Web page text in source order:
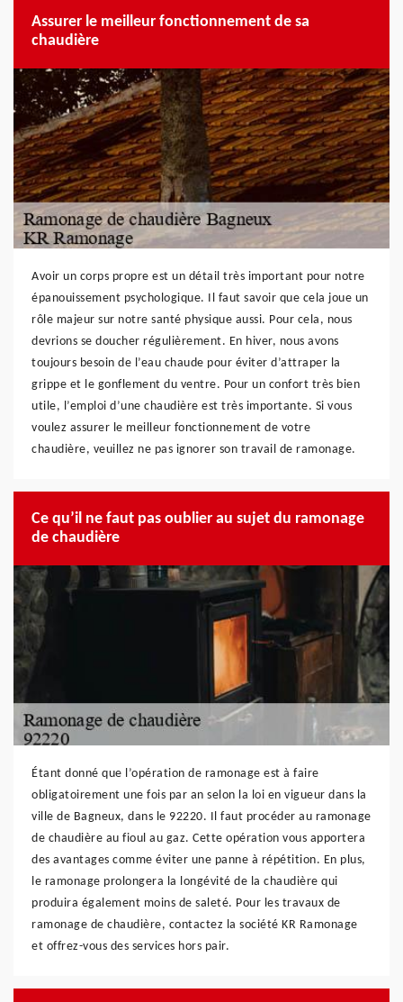
Assurer le meilleur fonctionnement de sa
chaudière
Avoir un corps propre est un détail très important pour notre
épanouissement psychologique. Il faut savoir que cela joue un
rôle majeur sur notre santé physique aussi. Pour cela, nous
devrions se doucher régulièrement. En hiver, nous avons
toujours besoin de l’eau chaude pour éviter d’attraper la
grippe et le gonflement du ventre. Pour un confort très bien
utile, l’emploi d’une chaudière est très importante. Si vous
voulez assurer le meilleur fonctionnement de votre
chaudière, veuillez ne pas ignorer son travail de ramonage.
Ce qu’il ne faut pas oublier au sujet du ramonage
de chaudière
Étant donné que l’opération de ramonage est à faire
obligatoirement une fois par an selon la loi en vigueur dans la
ville de Bagneux, dans le 92220. Il faut procéder au ramonage
de chaudière au fioul au gaz. Cette opération vous apportera
des avantages comme éviter une panne à répétition. En plus,
le ramonage prolongera la longévité de la chaudière qui
produira également moins de saleté. Pour les travaux de
ramonage de chaudière, contactez la société KR Ramonage
et offrez-vous des services hors pair.